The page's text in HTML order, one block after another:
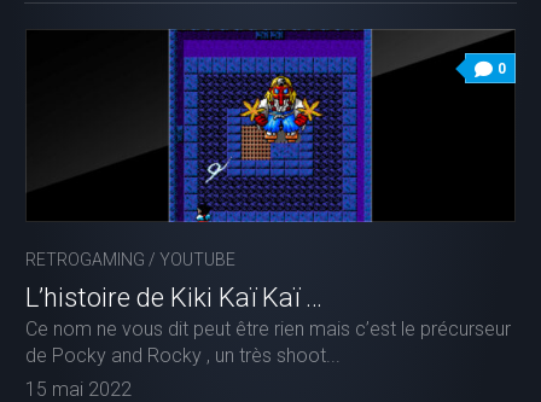
0
RETROGAMING / YOUTUBE
L’histoire de Kiki Kaï Kaï …
Ce nom ne vous dit peut être rien mais c’est le précurseur
de Pocky and Rocky , un très shoot...
15 mai 2022